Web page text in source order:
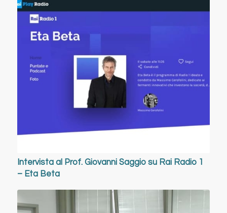
Intervista al Prof. Giovanni Saggio su Rai Radio 1
– Eta Beta